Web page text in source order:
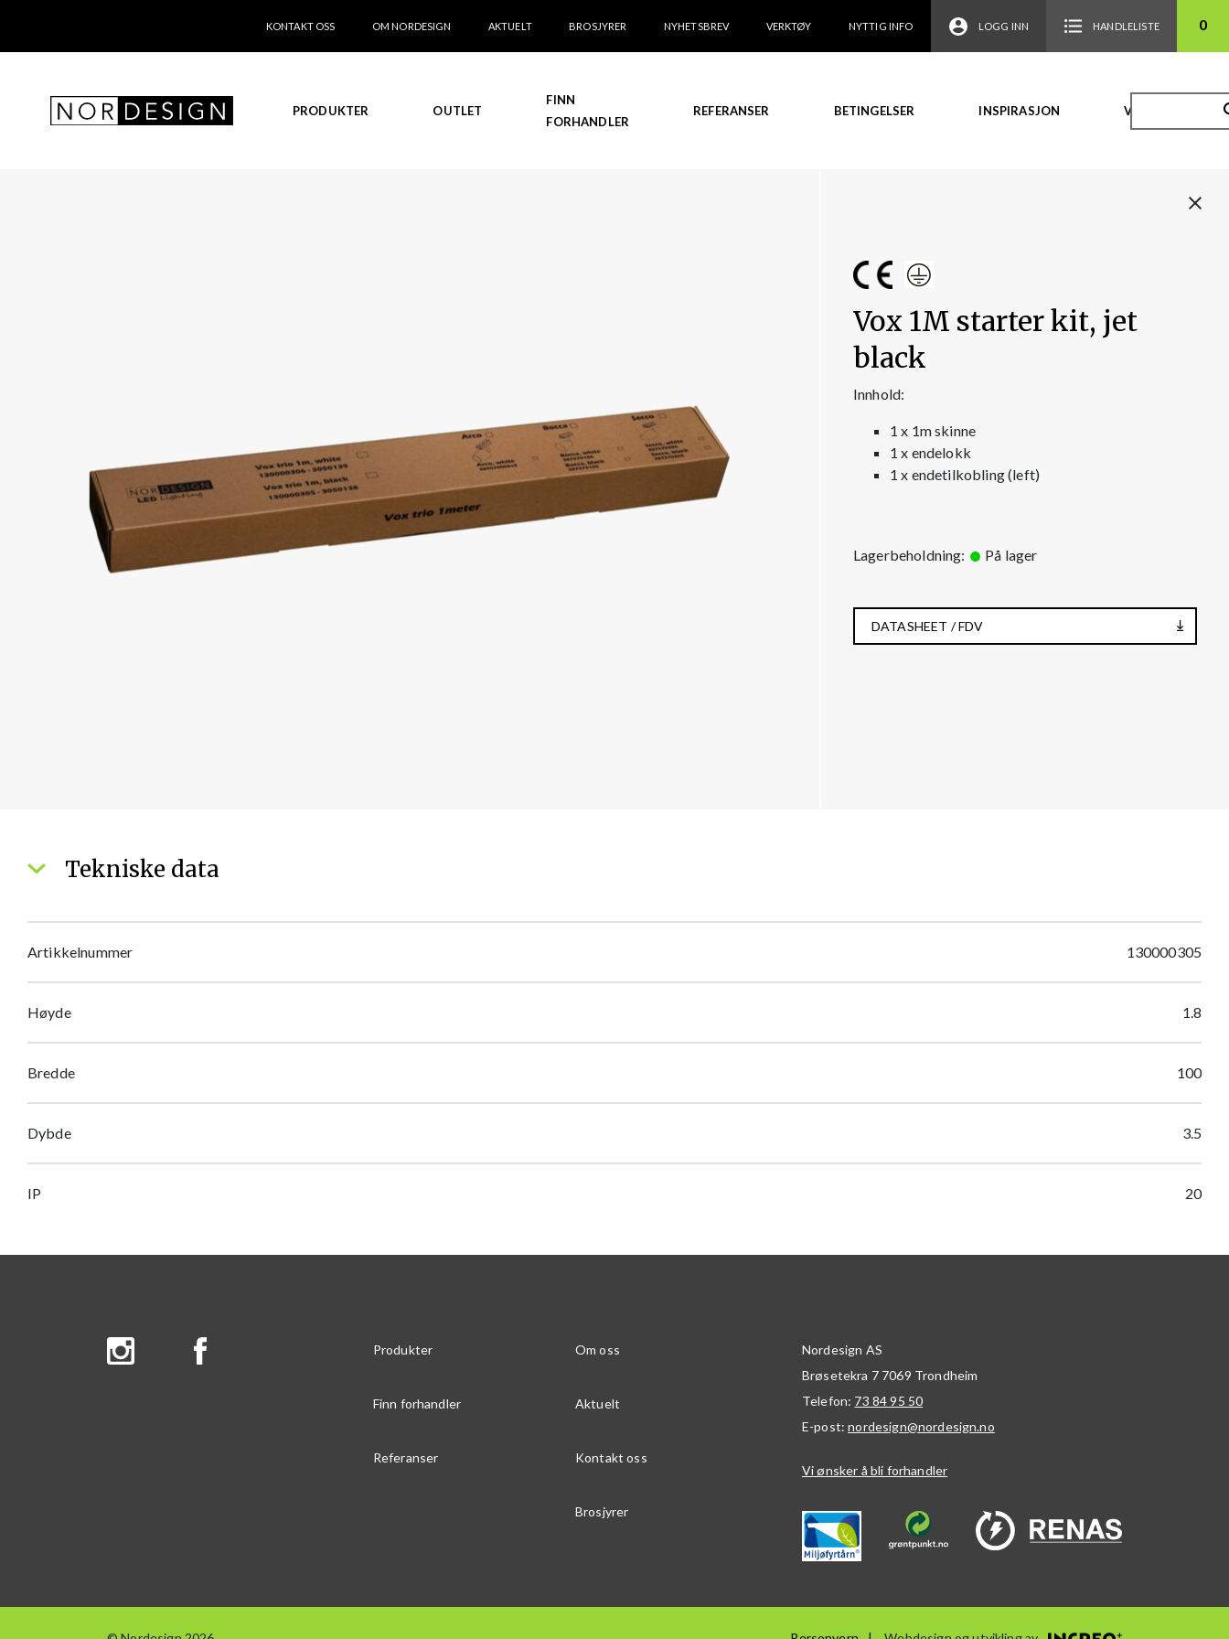
KONTAKT OSS OM NORDESIGN AKTUELT BROSJYRER NYHETSBREV VERKTØY NYTTIG INFO LOGG INN HANDLELISTE 0
PRODUKTER OUTLET
FINN
FORHANDLER
REFERANSER BETINGELSER INSPIRASJON VIDEO
Vox 1M starter kit, jet
black
Innhold:
1 x 1m skinne
1 x endelokk
1 x endetilkobling (left)
Lagerbeholdning: På lager
DATASHEET / FDV
Tekniske data
Artikkelnummer 130000305
Høyde 1.8
Bredde 100
Dybde 3.5
IP 20
Produkter Om oss
Finn forhandler Aktuelt
Referanser Kontakt oss
Brosjyrer
Nordesign AS
Brøsetekra 7 7069 Trondheim
Telefon: 73 84 95 50
E-post:nordesign@nordesign.no
Vi ønsker å bli forhandler